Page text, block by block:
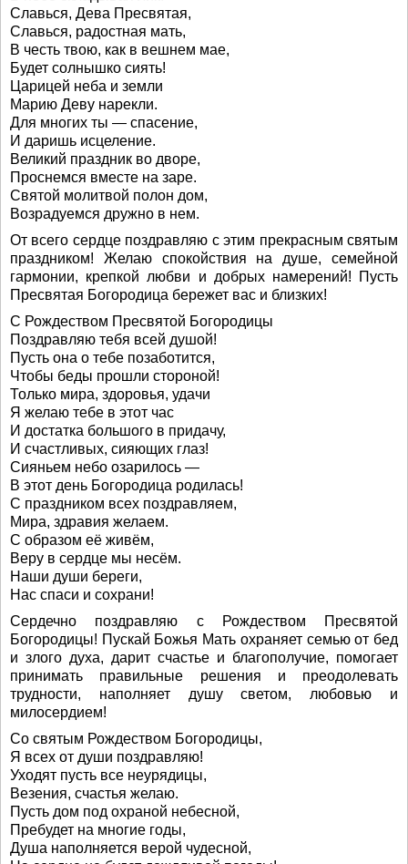
Славься, Дева Пресвятая,
Славься, радостная мать,
В честь твою, как в вешнем мае,
Будет солнышко сиять!
Царицей неба и земли
Марию Деву нарекли.
Для многих ты — спасение,
И даришь исцеление.
Великий праздник во дворе,
Проснемся вместе на заре.
Святой молитвой полон дом,
Возрадуемся дружно в нем.
От всего сердце поздравляю с этим прекрасным святым
праздником! Желаю спокойствия на душе, семейной
гармонии, крепкой любви и добрых намерений! Пусть
Пресвятая Богородица бережет вас и близких!
С Рождеством Пресвятой Богородицы
Поздравляю тебя всей душой!
Пусть она о тебе позаботится,
Чтобы беды прошли стороной!
Только мира, здоровья, удачи
Я желаю тебе в этот час
И достатка большого в придачу,
И счастливых, сияющих глаз!
Сияньем небо озарилось —
В этот день Богородица родилась!
С праздником всех поздравляем,
Мира, здравия желаем.
С образом её живём,
Веру в сердце мы несём.
Наши души береги,
Нас спаси и сохрани!
Сердечно поздравляю с Рождеством Пресвятой
Богородицы! Пускай Божья Мать охраняет семью от бед
и злого духа, дарит счастье и благополучие, помогает
принимать правильные решения и преодолевать
трудности, наполняет душу светом, любовью и
милосердием!
Со святым Рождеством Богородицы,
Я всех от души поздравляю!
Уходят пусть все неурядицы,
Везения, счастья желаю.
Пусть дом под охраной небесной,
Пребудет на многие годы,
Душа наполняется верой чудесной,